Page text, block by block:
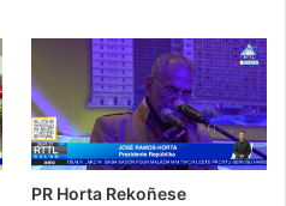
PR Horta Rekoñese